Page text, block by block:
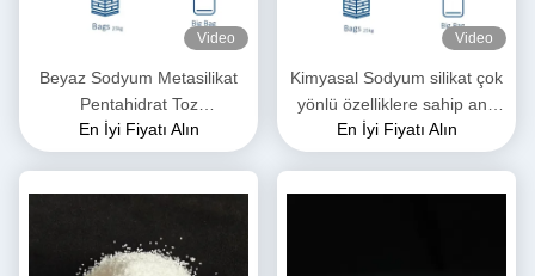
Video
Beyaz Sodyum Metasilikat
Pentahidrat Toz
Na2SiO3·5H2O suda
çözünür
En İyi Fiyatı Alın
Video
Kimyasal Sodyum silikat çok
yönlü özelliklere sahip ana
hammadde
En İyi Fiyatı Alın